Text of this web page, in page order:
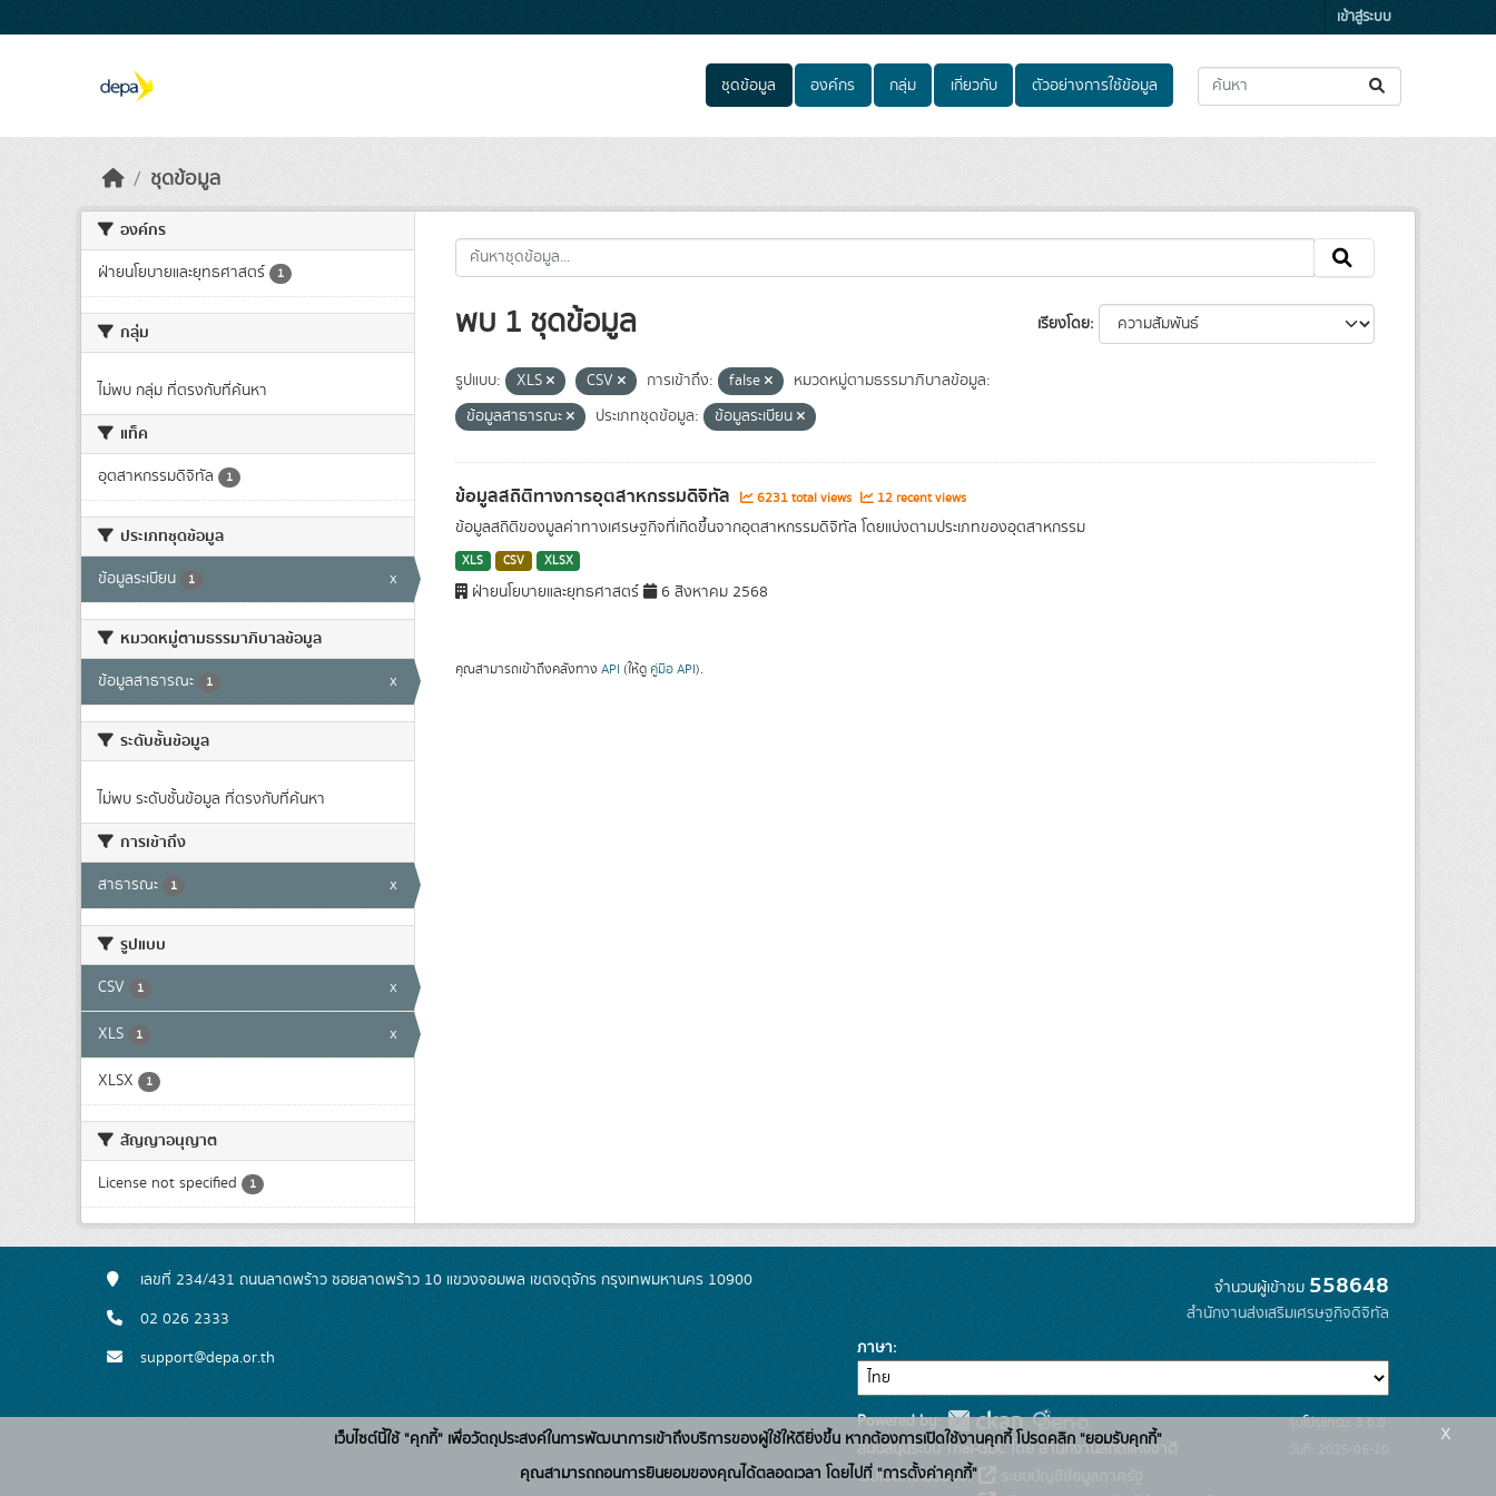
เข้าสู่ระบบ
ชุดข้อมูล องค์กร กลุ่ม เกี่ยวกับ ตัวอย่างการใช้ข้อมูล
ชุดข้อมูล
องค์กร
ฝ่ายนโยบายและยุทธศาสตร์ 1
กลุ่ม
ไม่พบ กลุ่ม ที่ตรงกับที่ค้นหา
แท็ค
อุตสาหกรรมดิจิทัล 1
ประเภทชุดข้อมูล
ข้อมูลระเบียน 1 x
หมวดหมู่ตามธรรมาภิบาลข้อมูล
ข้อมูลสาธารณะ 1 x
ระดับชั้นข้อมูล
ไม่พบ ระดับชั้นข้อมูล ที่ตรงกับที่ค้นหา
การเข้าถึง
สาธารณะ 1 x
รูปแบบ
CSV 1 x
XLS 1 x
XLSX 1
สัญญาอนุญาต
License not specified 1
เรียงโดย
พบ 1 ชุดข้อมูล
รูปแบบ: XLS CSV การเข้าถึง: false
หมวดหมู่ตามธรรมาภิบาลข้อมูล:
ข้อมูลสาธารณะ
ประเภทชุดข้อมูล: ข้อมูลระเบียน
ข้อมูลสถิติทางการอุตสาหกรรมดิจิทัล 6231 total views 12 recent views
ข้อมูลสถิติของมูลค่าทางเศรษฐกิจที่เกิดขึ้นจากอุตสาหกรรมดิจิทัล โดยแบ่งตามประเภทของอุตสาหกรรม
XLS CSV XLSX
ฝ่ายนโยบายและยุทธศาสตร์ 6 สิงหาคม 2568
คุณสามารถเข้าถึงคลังทาง API (ให้ดู คู่มือ API).
เลขที่ 234/431 ถนนลาดพร้าว ซอยลาดพร้าว 10 แขวงจอมพล เขตจตุจักร กรุงเทพมหานคร 10900
02 026 2333
support@depa.or.th
จำนวนผู้เข้าชม 558648
สำนักงานส่งเสริมเศรษฐกิจดิจิทัล
ภาษา
Powered by:
สนับสนุนระบบ Thai-GDC โดย สำนักงานสถิติแห่งชาติ
เว็บไซต์ที่เกี่ยวข้อง:
รุ่นโปรแกรม: 3.0.0
วันที่: 2025-06-10
เว็บไซต์นี้ใช้ "คุกกี้" เพื่อวัตถุประสงค์ในการพัฒนาการเข้าถึงบริการของผู้ใช้ให้ดียิ่งขึ้น หากต้องการเปิดใช้งานคุกกี้ โปรดคลิก "ยอมรับคุกกี้"
คุณสามารถถอนการยินยอมของคุณได้ตลอดเวลา โดยไปที่ "การตั้งค่าคุกกี้"
x